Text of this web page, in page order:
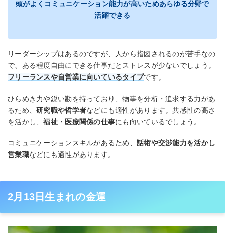
頭がよくコミュニケーション能力が高いためあらゆる分野で
活躍できる
リーダーシップはあるのですが、人から指図されるのが苦手なの
で、ある程度自由にできる仕事だとストレスが少ないでしょう。
フリーランスや自営業に向いているタイプです。
ひらめき力や鋭い勘を持っており、物事を分析・追求する力があ
るため、研究職や哲学者などにも適性があります。共感性の高さ
を活かし、福祉・医療関係の仕事にも向いているでしょう。
コミュニケーションスキルがあるため、話術や交渉能力を活かし
営業職などにも適性があります。
2月13日生まれの金運